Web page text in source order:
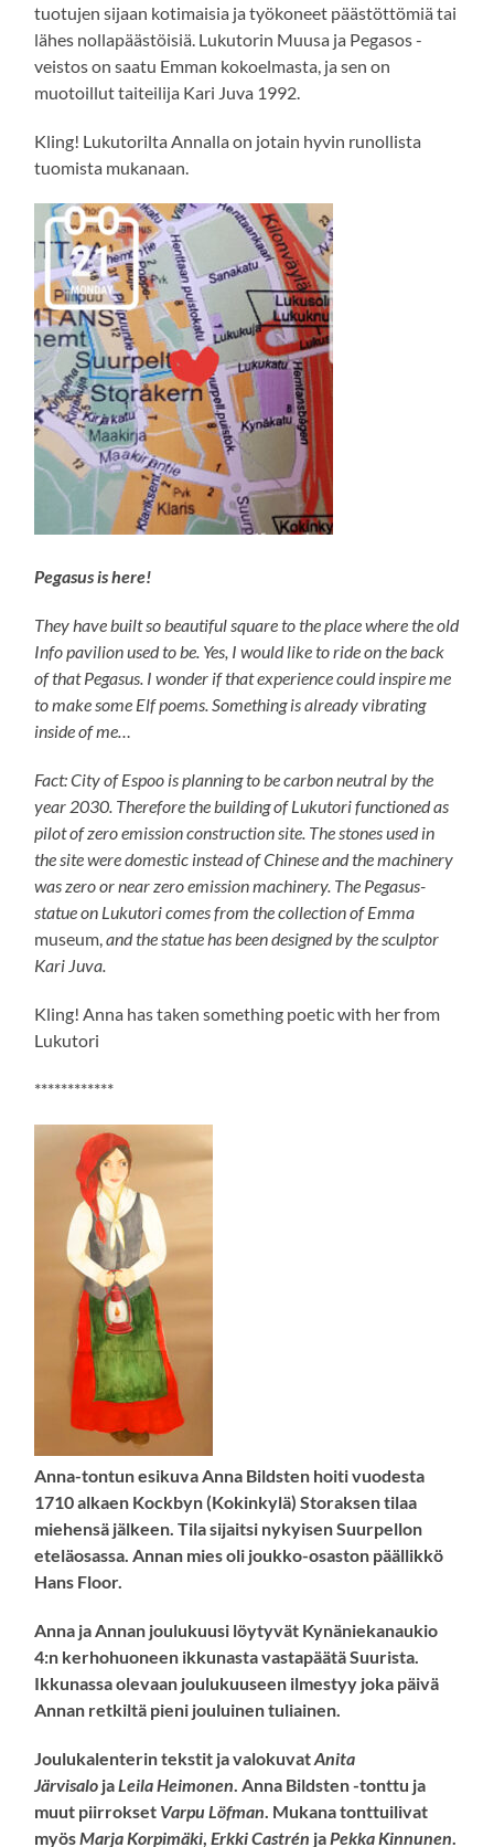
tuotujen sijaan kotimaisia ja työkoneet päästöttömiä tai
lähes nollapäästöisiä. Lukutorin Muusa ja Pegasos -
veistos on saatu Emman kokoelmasta, ja sen on
muotoillut taiteilija Kari Juva 1992.
Kling! Lukutorilta Annalla on jotain hyvin runollista
tuomista mukanaan.
Pegasus is here!
They have built so beautiful square to the place where the old
Info pavilion used to be. Yes, I would like to ride on the back
of that Pegasus. I wonder if that experience could inspire me
to make some Elf poems. Something is already vibrating
inside of me…
Fact: City of Espoo is planning to be carbon neutral by the
year 2030. Therefore the building of Lukutori functioned as
pilot of zero emission construction site. The stones used in
the site were domestic instead of Chinese and the machinery
was zero or near zero emission machinery. The Pegasus-
statue on Lukutori comes from the collection of Emma
museum, and the statue has been designed by the sculptor
Kari Juva.
Kling! Anna has taken something poetic with her from
Lukutori
************
Anna-tontun esikuva Anna Bildsten hoiti vuodesta
1710 alkaen Kockbyn (Kokinkylä) Storaksen tilaa
miehensä jälkeen. Tila sijaitsi nykyisen Suurpellon
eteläosassa. Annan mies oli joukko-osaston päällikkö
Hans Floor.
Anna ja Annan joulukuusi löytyvät Kynäniekanaukio
4:n kerhohuoneen ikkunasta vastapäätä Suurista.
Ikkunassa olevaan joulukuuseen ilmestyy joka päivä
Annan retkiltä pieni jouluinen tuliainen.
Joulukalenterin tekstit ja valokuvatAnita
Järvisalo ja Leila Heimonen . Anna Bildsten -tonttu ja
muut piirrokset Varpu Löfman . Mukana tonttuilivat
myös Marja Korpimäki Erkki Castrén ja Pekka Kinnunen